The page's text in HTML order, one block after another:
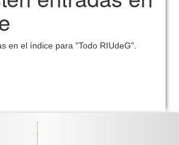
en el índice para "Todo RIUdeG".